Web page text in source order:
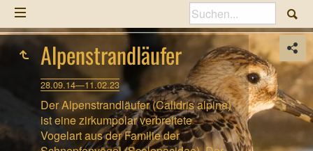
Alpenstrandläufer
28.09.14—11.02.23
Der Alpenstrandläufer (Calidris alpina)
ist eine zirkumpolar verbreitete
Vogelart aus der Familie der